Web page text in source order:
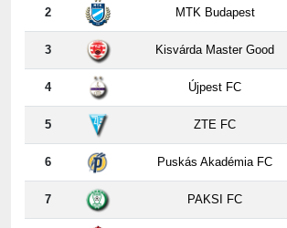
2 MTK Budapest
3 Kisvárda Master Good
4 Újpest FC
5 ZTE FC
6 Puskás Akadémia FC
7 PAKSI FC